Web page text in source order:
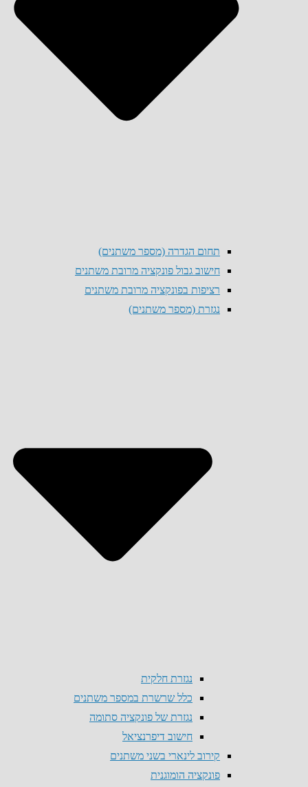
תחום הגדרה (מספר משתנים)
חישוב גבול פונקציה מרובת משתנים
רציפות בפונקציה מרובת משתנים
נגזרת (מספר משתנים)
נגזרת חלקית
כלל שרשרת במספר משתנים
נגזרת של פונקציה סתומה
חישוב דיפרנציאל
קירוב לינארי בשני משתנים
פונקציה הומוגנית